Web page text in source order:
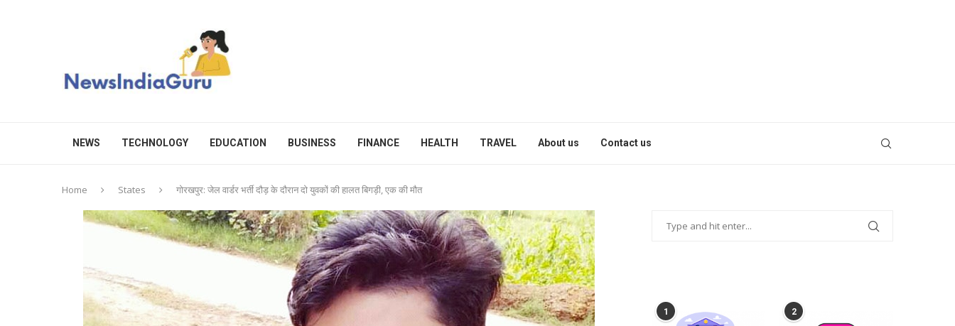
NEWS TECHNOLOGY EDUCATION BUSINESS FINANCE HEALTH TRAVEL About us Contact us
Home States गोरखपुर: जेल वार्डर भर्ती दौड़ के दौरान दो युवकों की हालत बिगड़ी, एक की मौत
1 2